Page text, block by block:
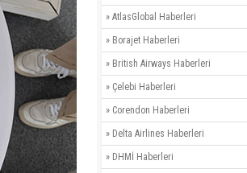
» AtlasGlobal Haberleri
» Borajet Haberleri
» British Airways Haberleri
» Çelebi Haberleri
» Corendon Haberleri
» Delta Airlines Haberleri
» DHMİ Haberleri